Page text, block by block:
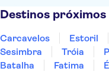
Destinos próximos
Carcavelos Estoril
Sesimbra
Tróia
Batalha
Fatima